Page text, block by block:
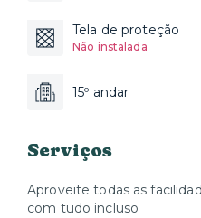
Tela de proteção
Não instalada
15º andar
Serviços
Aproveite todas as
com tudo incluso